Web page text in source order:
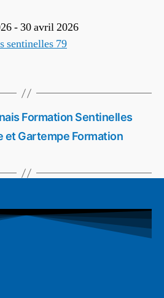
- 30 avril 2026
sentinelles 79
Formation Sentinelles
et Gartempe Formation